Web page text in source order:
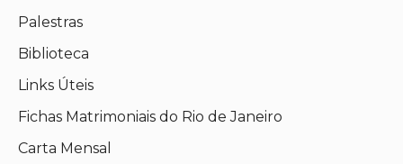
Palestras
Biblioteca
Links Úteis
Fichas Matrimoniais do Rio de Janeiro
Carta Mensal